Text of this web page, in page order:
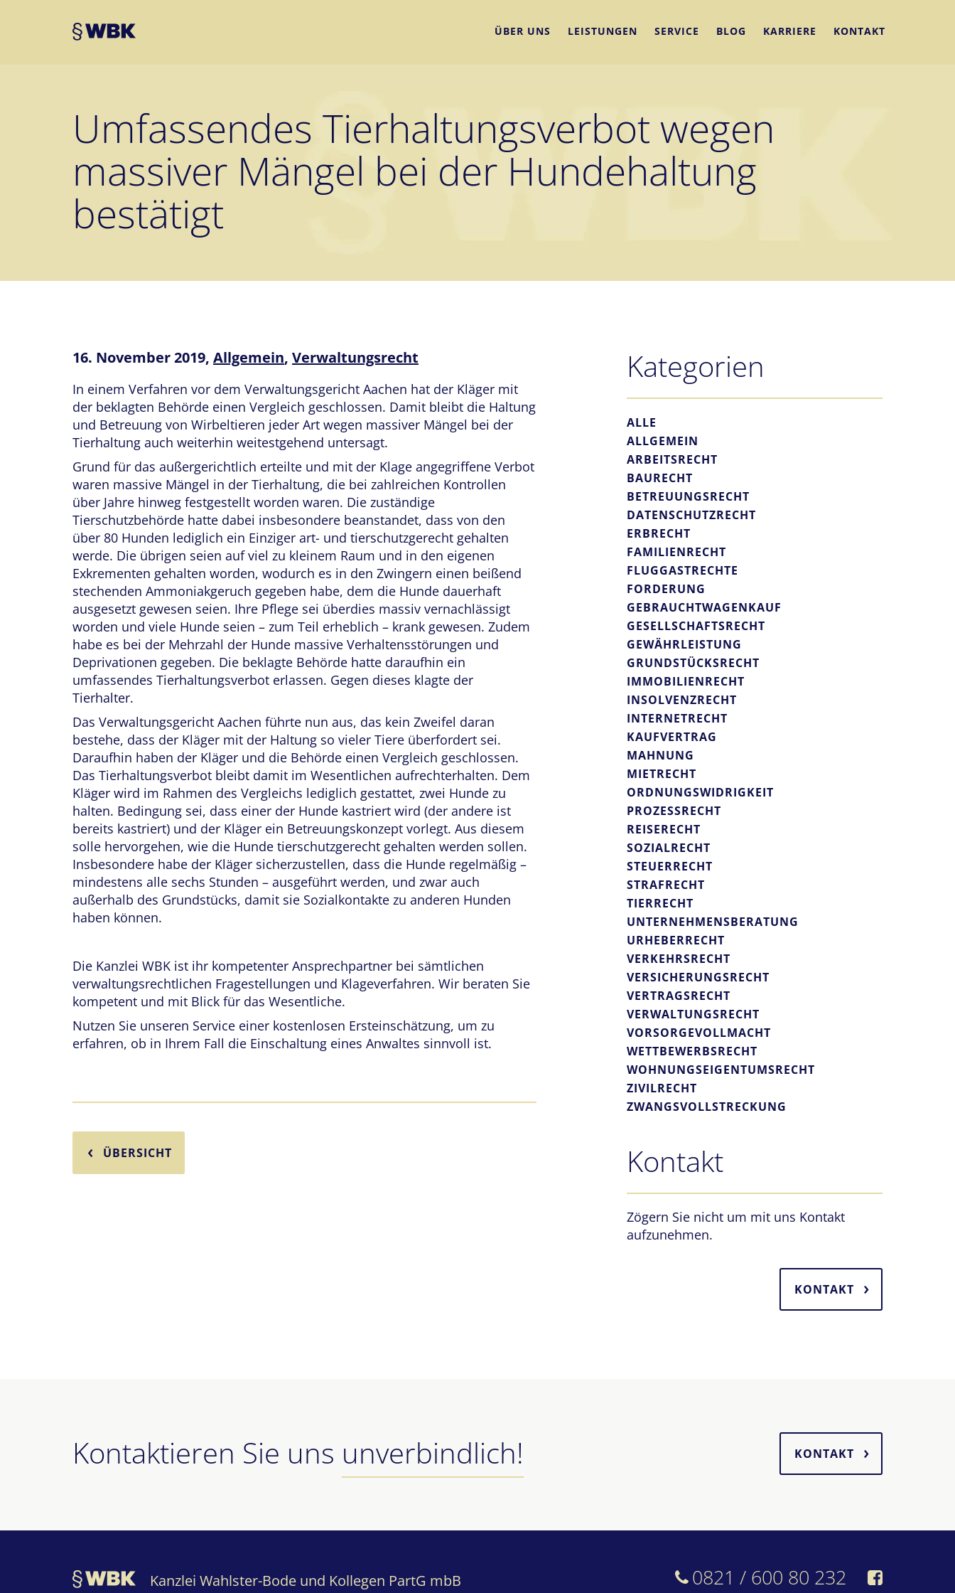
ÜBER UNS LEISTUNGEN SERVICE BLOG KARRIERE KONTAKT
Umfassendes Tierhaltungsverbot wegen
massiver Mängel bei der Hundehaltung
bestätigt
16. November 2019, Allgemein, Verwaltungsrecht
In einem Verfahren vor dem Verwaltungsgericht Aachen hat der Kläger mit
der beklagten Behörde einen Vergleich geschlossen. Damit bleibt die Haltung
und Betreuung von Wirbeltieren jeder Art wegen massiver Mängel bei der
Tierhaltung auch weiterhin weitestgehend untersagt.
Grund für das außergerichtlich erteilte und mit der Klage angegriffene Verbot
waren massive Mängel in der Tierhaltung, die bei zahlreichen Kontrollen
über Jahre hinweg festgestellt worden waren. Die zuständige
Tierschutzbehörde hatte dabei insbesondere beanstandet, dass von den
über 80 Hunden lediglich ein Einziger art- und tierschutzgerecht gehalten
werde. Die übrigen seien auf viel zu kleinem Raum und in den eigenen
Exkrementen gehalten worden, wodurch es in den Zwingern einen beißend
stechenden Ammoniakgeruch gegeben habe, dem die Hunde dauerhaft
ausgesetzt gewesen seien. Ihre Pflege sei überdies massiv vernachlässigt
worden und viele Hunde seien – zum Teil erheblich – krank gewesen. Zudem
habe es bei der Mehrzahl der Hunde massive Verhaltensstörungen und
Deprivationen gegeben. Die beklagte Behörde hatte daraufhin ein
umfassendes Tierhaltungsverbot erlassen. Gegen dieses klagte der
Tierhalter.
Das Verwaltungsgericht Aachen führte nun aus, das kein Zweifel daran
bestehe, dass der Kläger mit der Haltung so vieler Tiere überfordert sei.
Daraufhin haben der Kläger und die Behörde einen Vergleich geschlossen.
Das Tierhaltungsverbot bleibt damit im Wesentlichen aufrechterhalten. Dem
Kläger wird im Rahmen des Vergleichs lediglich gestattet, zwei Hunde zu
halten. Bedingung sei, dass einer der Hunde kastriert wird (der andere ist
bereits kastriert) und der Kläger ein Betreuungskonzept vorlegt. Aus diesem
solle hervorgehen, wie die Hunde tierschutzgerecht gehalten werden sollen.
Insbesondere habe der Kläger sicherzustellen, dass die Hunde regelmäßig –
mindestens alle sechs Stunden – ausgeführt werden, und zwar auch
außerhalb des Grundstücks, damit sie Sozialkontakte zu anderen Hunden
haben können.
Die Kanzlei WBK ist ihr kompetenter Ansprechpartner bei sämtlichen
verwaltungsrechtlichen Fragestellungen und Klageverfahren. Wir beraten Sie
kompetent und mit Blick für das Wesentliche.
Nutzen Sie unseren Service einer kostenlosen Ersteinschätzung, um zu
erfahren, ob in Ihrem Fall die Einschaltung eines Anwaltes sinnvoll ist.
ÜBERSICHT
Kategorien
ALLE
ALLGEMEIN
ARBEITSRECHT
BAURECHT
BETREUUNGSRECHT
DATENSCHUTZRECHT
ERBRECHT
FAMILIENRECHT
FLUGGASTRECHTE
FORDERUNG
GEBRAUCHTWAGENKAUF
GESELLSCHAFTSRECHT
GEWÄHRLEISTUNG
GRUNDSTÜCKSRECHT
IMMOBILIENRECHT
INSOLVENZRECHT
INTERNETRECHT
KAUFVERTRAG
MAHNUNG
MIETRECHT
ORDNUNGSWIDRIGKEIT
PROZESSRECHT
REISERECHT
SOZIALRECHT
STEUERRECHT
STRAFRECHT
TIERRECHT
UNTERNEHMENSBERATUNG
URHEBERRECHT
VERKEHRSRECHT
VERSICHERUNGSRECHT
VERTRAGSRECHT
VERWALTUNGSRECHT
VORSORGEVOLLMACHT
WETTBEWERBSRECHT
WOHNUNGSEIGENTUMSRECHT
ZIVILRECHT
ZWANGSVOLLSTRECKUNG
Kontakt
Zögern Sie nicht um mit uns Kontakt
aufzunehmen.
KONTAKT
Kontaktieren Sie uns unverbindlich! KONTAKT
Kanzlei Wahlster-Bode und Kollegen PartG mbB 0821 / 600 80 232